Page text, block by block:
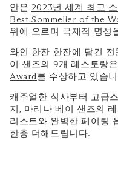
안은 2023년 세계 최고
Best Sommelier of the
위에 오르며 국제적 명성
와인 한잔 한잔에 담긴 전
이 샌즈의 9개 레스토랑
Award를 수상하고 있습
캐주얼한 식사부터 고급
지, 마리나 베이 샌즈의
리스트와 완벽한 페어링
한층 더해드립니다.